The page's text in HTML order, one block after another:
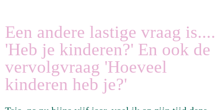
Een andere lastige vraag is....
'Heb je kinderen?' En ook de
vervolgvraag 'Hoeveel
kinderen heb je?'